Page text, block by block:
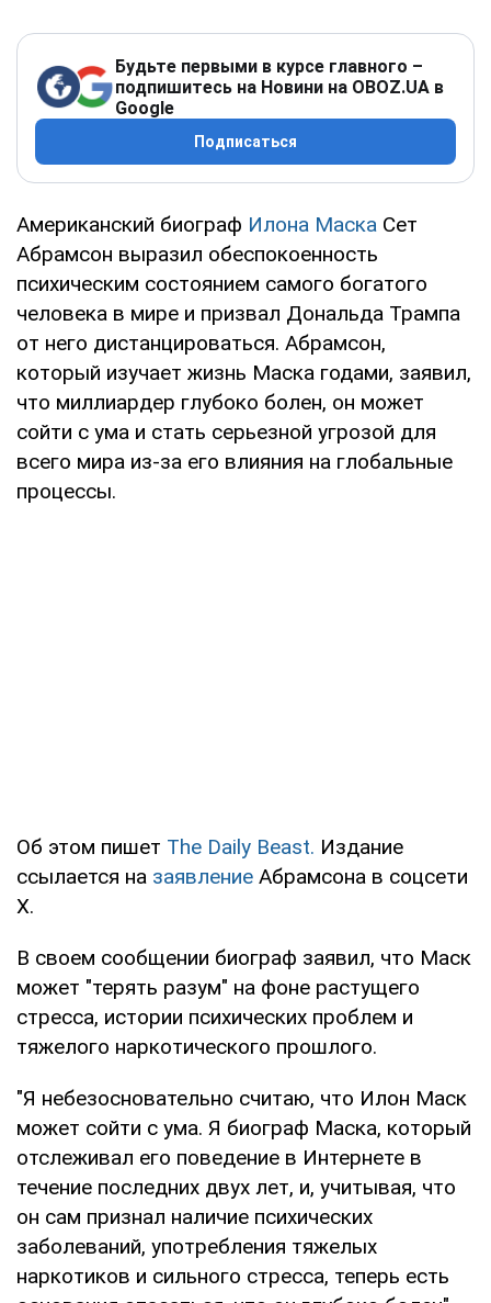
Будьте первыми в курсе главного –
подпишитесь на Новини на OBOZ.UA в
Google
Подписаться
Американский биограф Илона Маска Сет
Абрамсон выразил обеспокоенность
психическим состоянием самого богатого
человека в мире и призвал Дональда Трампа
от него дистанцироваться. Абрамсон,
который изучает жизнь Маска годами, заявил,
что миллиардер глубоко болен, он может
сойти с ума и стать серьезной угрозой для
всего мира из-за его влияния на глобальные
процессы.
Об этом пишет The Daily Beast. Издание
ссылается на заявление Абрамсона в соцсети
X.
В своем сообщении биограф заявил, что Маск
может "терять разум" на фоне растущего
стресса, истории психических проблем и
тяжелого наркотического прошлого.
"Я небезосновательно считаю, что Илон Маск
может сойти с ума. Я биограф Маска, который
отслеживал его поведение в Интернете в
течение последних двух лет, и, учитывая, что
он сам признал наличие психических
заболеваний, употребления тяжелых
наркотиков и сильного стресса, теперь есть